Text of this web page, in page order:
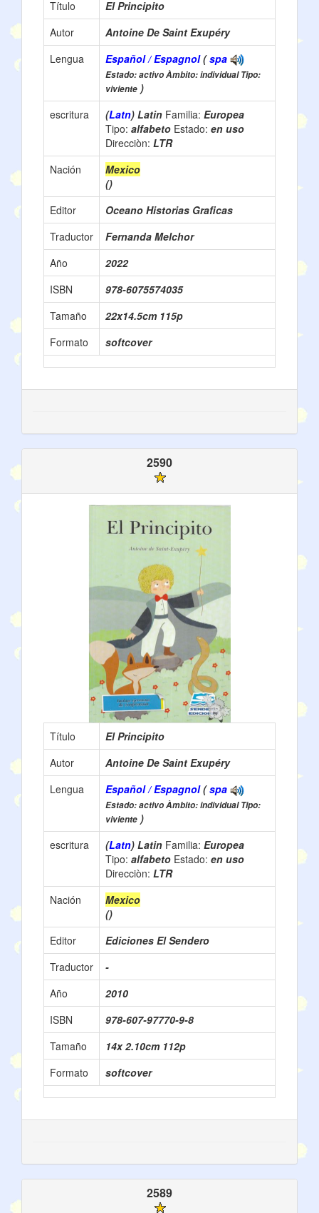
Título
El Principito
Autor
Antoine De Saint Exupéry
Lengua
Español / Espagnol(spa
Estado: activo Àmbito: individual Tipo:
viviente )
escritura
(Latn) Latin Familia: Europea
Tipo: alfabeto Estado: en uso
Direcciòn: LTR
Nación
Mexico
()
Editor
Oceano Historias Graficas
Traductor
Fernanda Melchor
Año
2022
ISBN
978-6075574035
Tamaño
22x14.5cm 115p
Formato
softcover
2590
Título
El Principito
Autor
Antoine De Saint Exupéry
Lengua
Español / Espagnol(spa
Estado: activo Àmbito: individual Tipo:
viviente )
escritura
(Latn) Latin Familia: Europea
Tipo: alfabeto Estado: en uso
Direcciòn: LTR
Nación
Mexico
()
Editor
Ediciones El Sendero
Traductor
-
Año
2010
ISBN
978-607-97770-9-8
Tamaño
14x 2.10cm 112p
Formato
softcover
2589